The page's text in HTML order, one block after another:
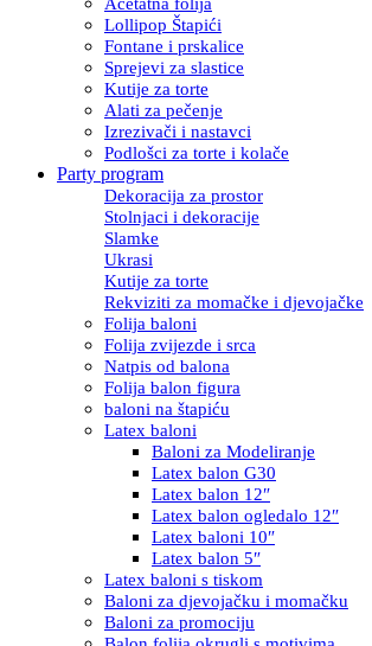
Lollipop Štapići
Fontane i prskalice
Sprejevi za slastice
Kutije za torte
Alati za pečenje
Izrezivači i nastavci
Podlošci za torte i kolače
Party program
Dekoracija za prostor
Stolnjaci i dekoracije
Slamke
Ukrasi
Kutije za torte
Rekviziti za momačke i djevojačke
Folija baloni
Folija zvijezde i srca
Natpis od balona
Folija balon figura
baloni na štapiću
Latex baloni
Baloni za Modeliranje
Latex balon G30
Latex balon 12″
Latex balon ogledalo 12″
Latex baloni 10″
Latex balon 5″
Latex baloni s tiskom
Baloni za djevojačku i momačku
Baloni za promociju